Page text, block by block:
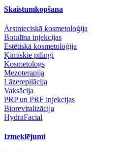
Skaistumkopšana
Ārstnieciskā kosmetoloģija
Botulīna injekcijas
Estētiskā kosmetoloģija
Ķīmiskie pīlingi
Kosmetologs
Mezoterapija
Lāzerepilācija
Vaksācija
PRP un PRF injekcijas
Biorevitalizācija
HydraFacial
Izmeklējumi